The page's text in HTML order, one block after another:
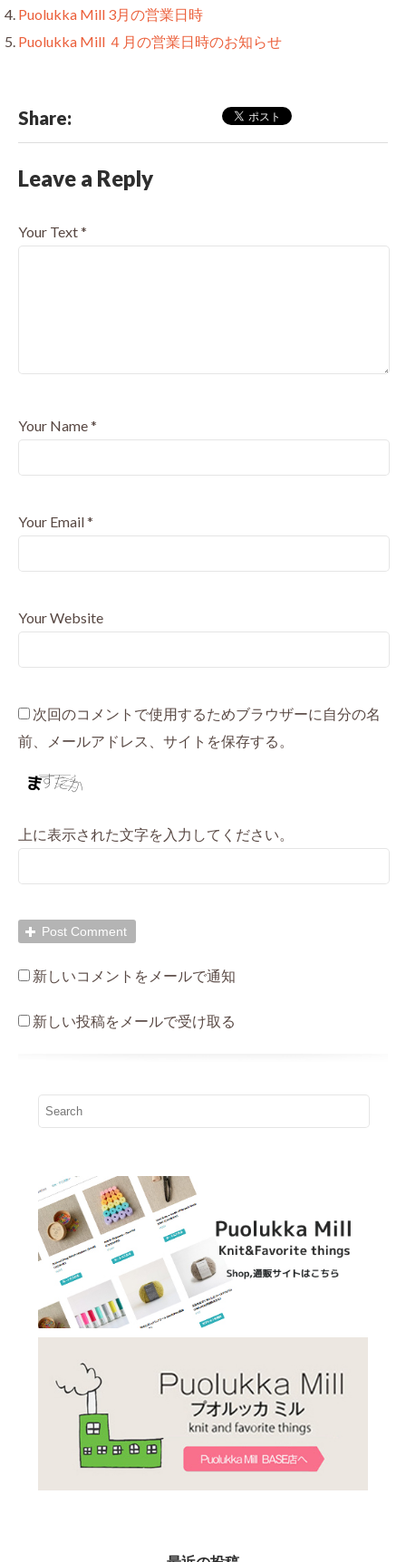
Puolukka Mill 3月の営業日時
Puolukka Mill ４月の営業日時のお知らせ
Share:
Leave a Reply
Your Text*
Your Name*
Your Email*
Your Website
次回のコメントで使用するためブラウザーに自分の名
前、メールアドレス、サイトを保存する。
上に表示された文字を入力してください。
新しいコメントをメールで通知
新しい投稿をメールで受け取る